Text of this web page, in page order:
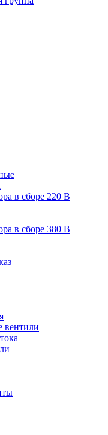
в сборе 220 В
в сборе 380 В
вентили